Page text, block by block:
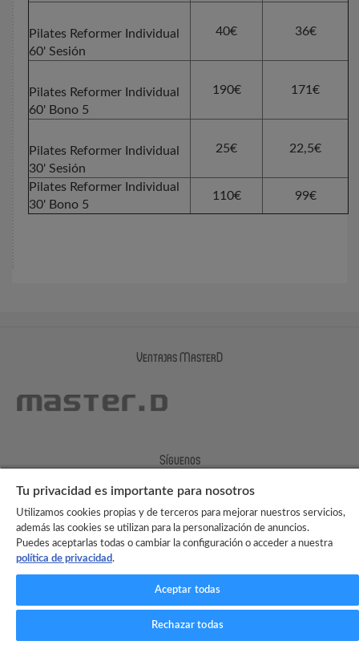
Pilates Reformer Individual
60' Sesión
40€ 36€
Pilates Reformer Individual
60' Bono 5
190€ 171€
Pilates Reformer Individual
30' Sesión
25€ 22,5€
Pilates Reformer Individual
30' Bono 5
110€ 99€
Ventajas MasterD
Síguenos
Tu privacidad es importante para nosotros
Utilizamos cookies propias y de terceros para mejorar nuestros servicios,
además las cookies se utilizan para la personalización de anuncios.
Puedes aceptarlas todas o cambiar la configuración o acceder a nuestra
política de privacidad.
Aceptar todas
Rechazar todas